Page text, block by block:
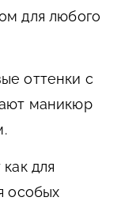
для любого
оттенки с
маникюр
для
особых